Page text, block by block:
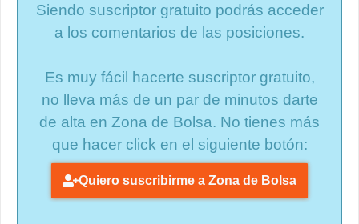
Siendo suscriptor gratuito podrás acceder
a los comentarios de las posiciones.
Es muy fácil hacerte suscriptor gratuito,
no lleva más de un par de minutos darte
de alta en Zona de Bolsa. No tienes más
que hacer click en el siguiente botón:
Quiero suscribirme a Zona de Bolsa